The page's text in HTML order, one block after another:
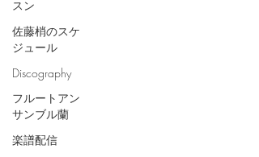
スン
佐藤梢のスケ
ジュール
Discography
フルートアン
サンブル蘭
楽譜配信